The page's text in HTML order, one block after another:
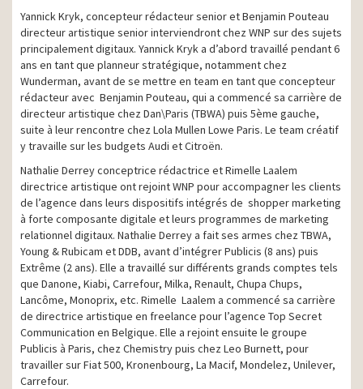
Yannick Kryk, concepteur rédacteur senior et Benjamin Pouteau
directeur artistique senior interviendront chez WNP sur des sujets
principalement digitaux. Yannick Kryk a d’abord travaillé pendant 6
ans en tant que planneur stratégique, notamment chez
Wunderman, avant de se mettre en team en tant que concepteur
rédacteur avec Benjamin Pouteau, qui a commencé sa carrière de
directeur artistique chez Dan\Paris (TBWA) puis 5ème gauche,
suite à leur rencontre chez Lola Mullen Lowe Paris. Le team créatif
y travaille sur les budgets Audi et Citroën.
Nathalie Derrey conceptrice rédactrice et Rimelle Laalem
directrice artistique ont rejoint WNP pour accompagner les clients
de l’agence dans leurs dispositifs intégrés de shopper marketing
à forte composante digitale et leurs programmes de marketing
relationnel digitaux. Nathalie Derrey a fait ses armes chez TBWA,
Young & Rubicam et DDB, avant d’intégrer Publicis (8 ans) puis
Extrême (2 ans). Elle a travaillé sur différents grands comptes tels
que Danone, Kiabi, Carrefour, Milka, Renault, Chupa Chups,
Lancôme, Monoprix, etc. Rimelle Laalem a commencé sa carrière
de directrice artistique en freelance pour l’agence Top Secret
Communication en Belgique. Elle a rejoint ensuite le groupe
Publicis à Paris, chez Chemistry puis chez Leo Burnett, pour
travailler sur Fiat 500, Kronenbourg, La Macif, Mondelez, Unilever,
Carrefour.